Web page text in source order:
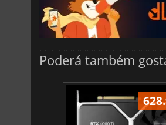
Poderá também